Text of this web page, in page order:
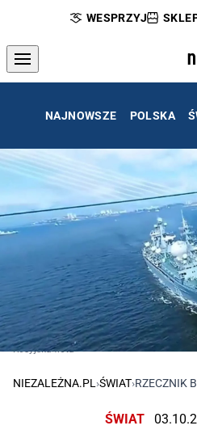
WESPRZYJ
NAJNOWSZE POLSKA
Rosyjska flota
NIEZALEŻNA.PL ›ŚWIAT›RZECZNIK
ŚWIAT